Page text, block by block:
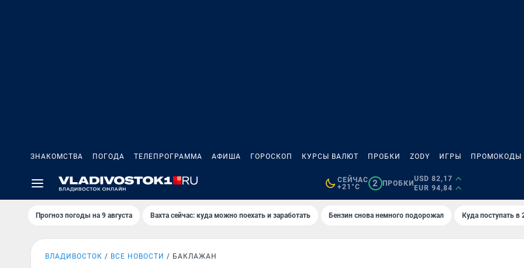
ЗНАКОМСТВА ПОГОДА ТЕЛЕПРОГРАММА АФИША ГОРОСКОП КУРСЫ ВАЛЮТ ПРОБКИ ZODY ИГРЫ ПРОМОКОДЫ
СЕЙЧАС
+21°C
2 ПРОБКИ
USD 82,17
EUR 94,84
Прогноз погоды на 9 августа Вахта сейчас: куда можно поехать и заработать Бензин снова немного подорожал Куда поступать в
ВЛАДИВОСТОК ВСЕ НОВОСТИ БАКЛАЖАН